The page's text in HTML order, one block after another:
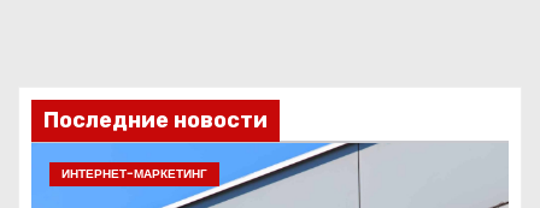
Последние новости
ИНТЕРНЕТ-МАРКЕТИНГ